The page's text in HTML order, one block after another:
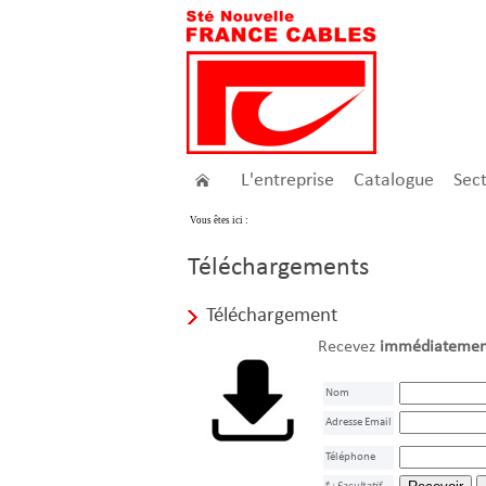
L'entreprise Catalogue
Vous êtes ici :
Téléchargements
Téléchargement
Recevez
Nom
Adresse Email
Téléphone